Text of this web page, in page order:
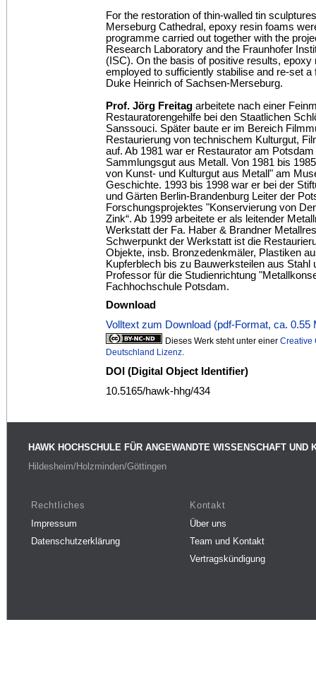
For the restoration of thin-walled tin
Merseburg Cathedral, epoxy resin foams
programme carried out together with the
Research Laboratory and the Fraunhofer
(ISC). On the basis of positive results, epoxy
employed to sufficiently stabilise and re-set a
Duke Heinrich of Sachsen-Merseburg.
Prof. Jörg Freitag arbeitete nach einer
Restauratorengehilfe bei den Staatlichen
Sanssouci. Später baute er im Bereich
Restaurierung von technischem Kulturgut,
auf. Ab 1981 war er Restaurator am
Sammlungsgut aus Metall. Von 1981 bis
von Kunst- und Kulturgut aus Metall" am
Geschichte. 1993 bis 1998 war er bei der
und Gärten Berlin-Brandenburg Leiter der
Forschungsprojektes "Konservierung von
Zink“. Ab 1999 arbeitete er als leitender
Werkstatt der Fa. Haber & Brandner
Schwerpunkt der Werkstatt ist die
Objekte, insb. Bronzedenkmäler, Plastiken
Kupferblech bis zu Bauwerksteilen aus Stahl
Professor für die Studienrichtung
Fachhochschule Potsdam.
Download
Volltext zum Download (pdf-Format, ca. 0.55
Dieses Werk steht unter einer Creative
Deutschland Lizenz.
DOI (Digital Object Identifier)
10.5165/hawk-hhg/434
HAWK HOCHSCHULE FÜR ANGEWANDTE WISSENSCHAFT UND
Hildesheim/Holzminden/Göttingen
Rechtliches
Impressum
Datenschutzerklärung
Kontakt
Über uns
Team und Kontakt
Vertragskündigung